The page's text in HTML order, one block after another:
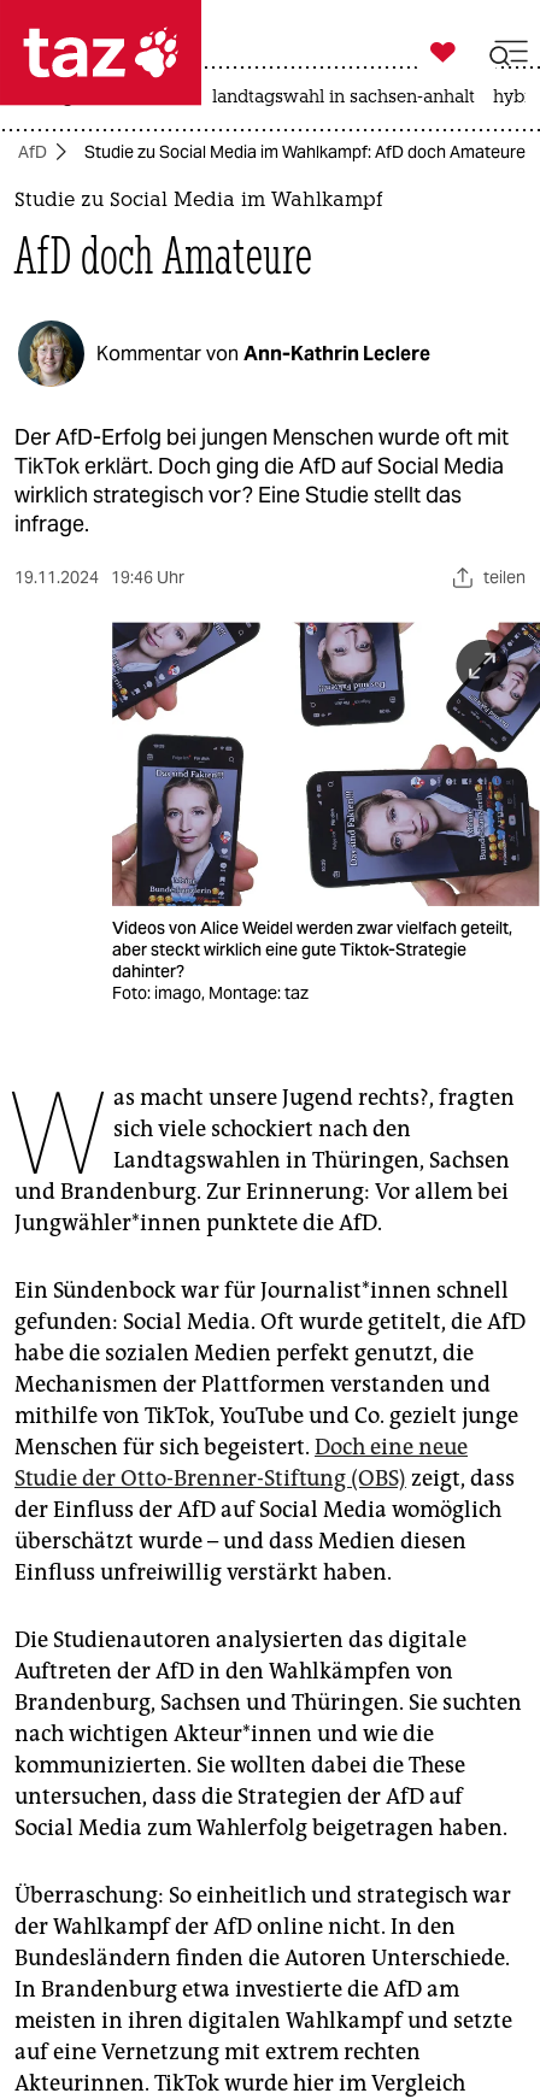
 taz zahl ich
taz zahl ich
politik
öko
gesellschaft
kultur
sport
berlin
wahrheit
veranstaltungen
fragen & hilfe
unterstützen

taz zahl ich
landtagswahl in sachsen-anhalt
AfD Studie zu Social Media im Wahlkampf: AfD doch Amateure
Studie zu Social Media im Wahlkampf
AfD doch Amateure
Kommentar von Ann-Kathrin Leclere
Der AfD-Erfolg bei jungen Menschen wurde oft mit
TikTok erklärt. Doch ging die AfD auf Social Media
wirklich strategisch vor? Eine Studie stellt das
infrage.
19.11.2024 19:46 Uhr teilen
Videos von Alice Weidel werden zwar vielfach geteilt,
aber steckt wirklich eine gute Tiktok-Strategie
dahinter?
Foto: imago, Montage: taz
W as macht unsere Jugend rechts?, fragten
sich viele schockiert nach den
Landtagswahlen in Thüringen, Sachsen
und Brandenburg. Zur Erinnerung: Vor allem bei
Jung­wäh­le­r*in­nen punktete die AfD.
Ein Sündenbock war für Jour­na­lis­t*in­nen schnell
gefunden: Social Media. Oft wurde getitelt, die AfD
habe die sozialen Medien perfekt genutzt, die
Mechanismen der Plattformen verstanden und
mithilfe von TikTok, YouTube und Co. gezielt junge
Menschen für sich begeistert. Doch eine neue
Studie der Otto-Brenner-Stiftung (OBS) zeigt, dass
der Einfluss der AfD auf Social Media womöglich
überschätzt wurde – und dass Medien diesen
Einfluss unfreiwillig verstärkt haben.
Die Studienautoren analysierten das digitale
Auftreten der AfD in den Wahlkämpfen von
Brandenburg, Sachsen und Thüringen. Sie suchten
nach wichtigen Ak­teu­r*in­nen und wie die
kommunizierten. Sie wollten dabei die These
untersuchen, dass die Strategien der AfD auf
Social Media zum Wahlerfolg beigetragen haben.
Überraschung: So einheitlich und strategisch war
der Wahlkampf der AfD online nicht. In den
Bundesländern finden die Autoren Unterschiede.
In Brandenburg etwa investierte die AfD am
meisten in ihren digitalen Wahlkampf und setzte
auf eine Vernetzung mit extrem rechten
Akteurinnen. TikTok wurde hier im Vergleich